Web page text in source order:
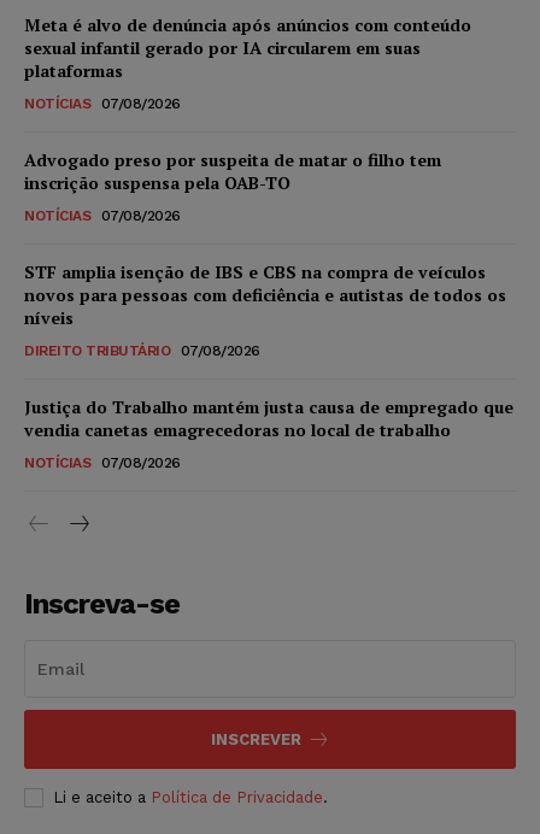
Meta é alvo de denúncia após anúncios com conteúdo
sexual infantil gerado por IA circularem em suas
plataformas
NOTÍCIAS 07/08/2026
Advogado preso por suspeita de matar o filho tem
inscrição suspensa pela OAB-TO
NOTÍCIAS 07/08/2026
STF amplia isenção de IBS e CBS na compra de veículos
novos para pessoas com deficiência e autistas de todos os
níveis
DIREITO TRIBUTÁRIO 07/08/2026
Justiça do Trabalho mantém justa causa de empregado que
vendia canetas emagrecedoras no local de trabalho
NOTÍCIAS 07/08/2026
Inscreva-se
INSCREVER
Li e aceito a Política de Privacidade.